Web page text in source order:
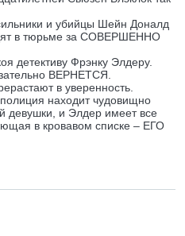
и убийцы Шейн Доналд
в тюрьме за СОВЕРШЕННО
детективу Фрэнку Элдеру.
ВЕРНЕТСЯ.
в уверенность.
находит чудовищно
девушки, и Элдер имеет все
в кровавом списке – ЕГО